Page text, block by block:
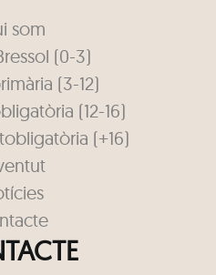
som
(0-3)
(3-12)
(12-16)
(+16)